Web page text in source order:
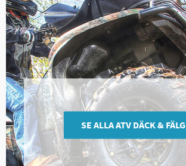
SE ALLA ATV DÄCK & FÄLG